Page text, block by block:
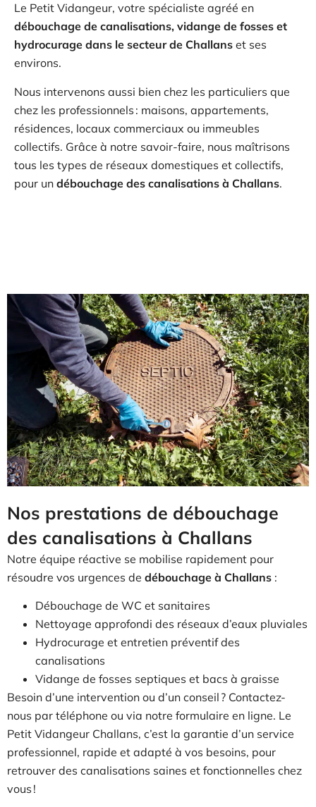
Le Petit Vidangeur, votre spécialiste agréé en
débouchage de canalisations, vidange de fosses et
hydrocurage dans le secteur de Challans et ses
environs.
Nous intervenons aussi bien chez les particuliers que
chez les professionnels : maisons, appartements,
résidences, locaux commerciaux ou immeubles
collectifs. Grâce à notre savoir-faire, nous maîtrisons
tous les types de réseaux domestiques et collectifs,
pour un débouchage des canalisations à Challans.
Nos prestations de débouchage
des canalisations à Challans
Notre équipe réactive se mobilise rapidement pour
résoudre vos urgences de débouchage à Challans :
Débouchage de WC et sanitaires
Nettoyage approfondi des réseaux d’eaux pluviales
Hydrocurage et entretien préventif des
canalisations
Vidange de fosses septiques et bacs à graisse
Besoin d’une intervention ou d’un conseil ? Contactez-
nous par téléphone ou via notre formulaire en ligne. Le
Petit Vidangeur Challans, c’est la garantie d’un service
professionnel, rapide et adapté à vos besoins, pour
retrouver des canalisations saines et fonctionnelles chez
vous !